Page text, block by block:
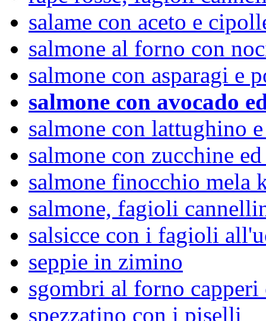
salame con aceto e
salmone al forno con
salmone con asparagi e
salmone con avocado
salmone con lattughino
salmone con zucchine
salmone finocchio mela
salmone, fagioli
salsicce con i fagioli
seppie in zimino
sgombri al forno capperi
spezzatino con i piselli